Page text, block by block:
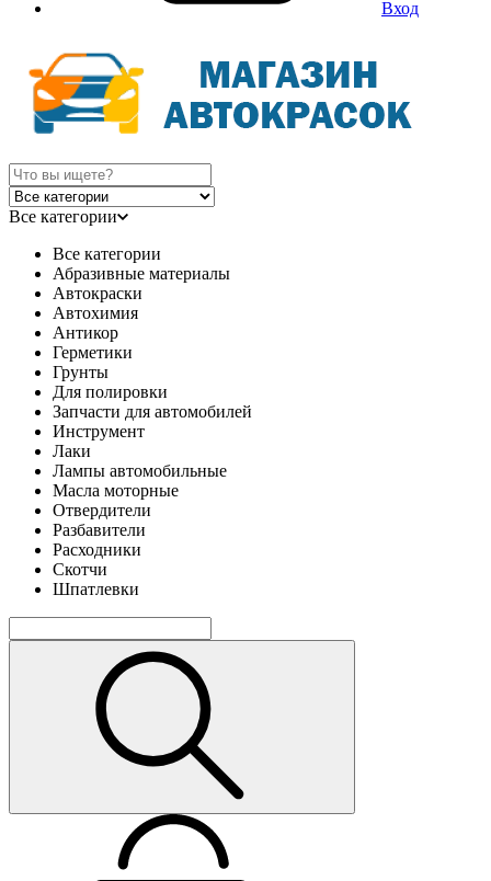
Вход
Все категории
Все категории
Абразивные материалы
Автокраски
Автохимия
Антикор
Герметики
Грунты
Для полировки
Запчасти для автомобилей
Инструмент
Лаки
Лампы автомобильные
Масла моторные
Отвердители
Разбавители
Расходники
Скотчи
Шпатлевки